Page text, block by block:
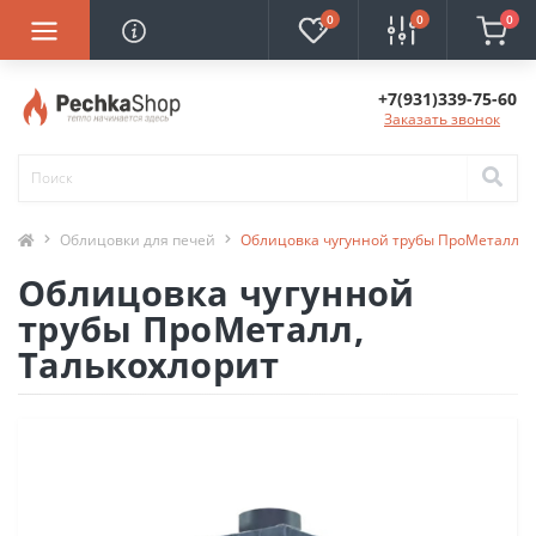
0 0 0
+7(931)339-75-60
Заказать звонок
Облицовки для печей Облицовка чугунной трубы ПроМеталл,
Облицовка чугунной
трубы ПроМеталл,
Талькохлорит